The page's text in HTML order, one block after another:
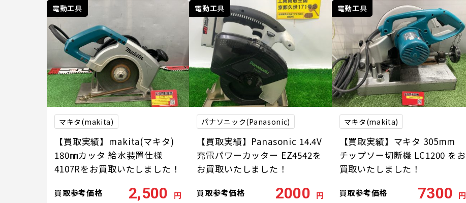
電動工具
マキタ(makita)
【買取実績】makita(マキタ)
180㎜カッタ 給水装置仕様
4107Rをお買取いたしました！
買取参考価格 2,500 円
電動工具
パナソニック(Panasonic)
【買取実績】Panasonic 14.4V
充電パワーカッター EZ4542を
お買取いたしました！
買取参考価格 2000 円
電動工具
マキタ(makita)
【買取実績】マキタ 305mm
チップソー切断機 LC1200 をお
買取いたしました！
買取参考価格 7300 円